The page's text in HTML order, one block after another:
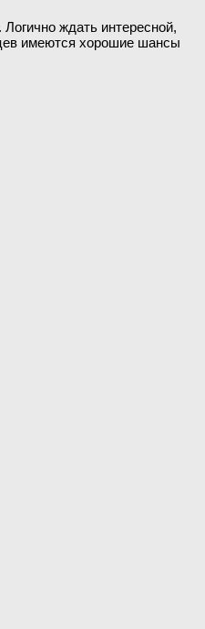
ждать интересной,
имеются хорошие шансы